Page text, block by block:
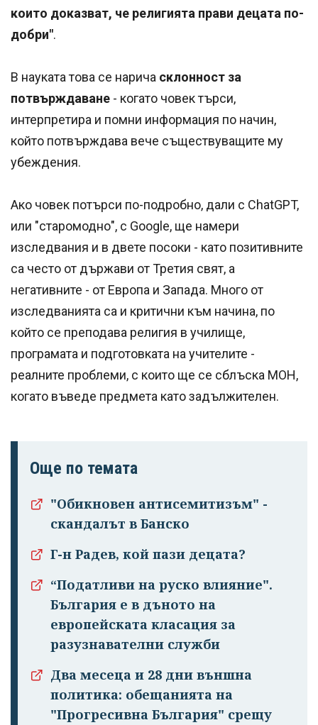
които доказват, че религията прави децата по-
добри".
В науката това се нарича склонност за
потвърждаване - когато човек търси,
интерпретира и помни информация по начин,
който потвърждава вече съществуващите му
убеждения.
Ако човек потърси по-подробно, дали с ChatGPT,
или "старомодно", с Google, ще намери
изследвания и в двете посоки - като позитивните
са често от държави от Третия свят, а
негативните - от Европа и Запада. Много от
изследванията са и критични към начина, по
който се преподава религия в училище,
програмата и подготовката на учителите -
реалните проблеми, с които ще се сблъска МОН,
когато въведе предмета като задължителен.
Още по темата
"Обикновен антисемитизъм" -
скандалът в Банско
Г-н Радев, кой пази децата?
“Податливи на руско влияние".
България е в дъното на
европейската класация за
разузнавателни служби
Два месеца и 28 дни външна
политика: обещанията на
"Прогресивна България" срещу